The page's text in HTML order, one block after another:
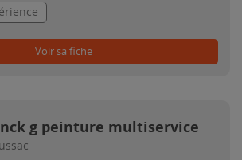
Voir sa fiche
g peinture multiservice